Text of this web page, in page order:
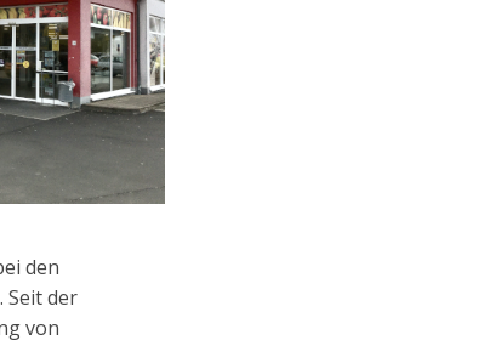
den
Seit der
von